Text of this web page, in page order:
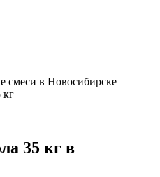
смеси в Новосибирске
кг
35 кг в